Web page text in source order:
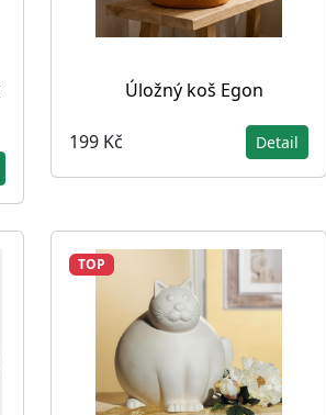
Úložný koš Egon
199 Kč Detail
TOP